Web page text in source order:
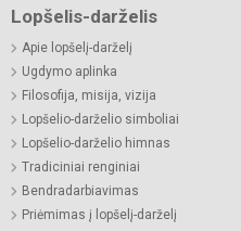
Lopšelis-darželis
Apie lopšelį-darželį
Ugdymo aplinka
Filosofija, misija, vizija
Lopšelio-darželio simboliai
Lopšelio-darželio himnas
Tradiciniai renginiai
Bendradarbiavimas
Priėmimas į lopšelį-darželį